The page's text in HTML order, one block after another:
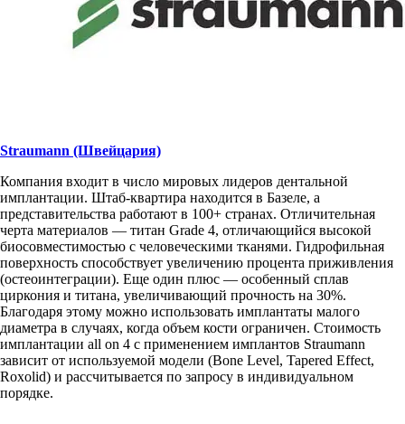
Straumann (Швейцария)
Компания входит в число мировых лидеров дентальной
имплантации. Штаб-квартира находится в Базеле, а
представительства работают в 100+ странах. Отличительная
черта материалов — титан Grade 4, отличающийся высокой
биосовместимостью с человеческими тканями. Гидрофильная
поверхность способствует увеличению процента приживления
(остеоинтеграции). Еще один плюс — особенный сплав
циркония и титана, увеличивающий прочность на 30%.
Благодаря этому можно использовать имплантаты малого
диаметра в случаях, когда объем кости ограничен. Стоимость
имплантации all on 4 с применением имплантов Straumann
зависит от используемой модели (Bone Level, Tapered Effect,
Roxolid) и рассчитывается по запросу в индивидуальном
порядке.